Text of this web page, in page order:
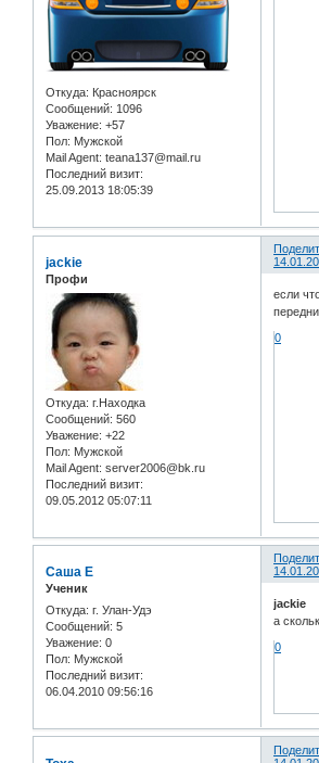
Откуда: Красноярск
Сообщений: 1096
Уважение: +57
Пол: Мужской
Mail Agent: teana137@mail.ru
Последний визит:
25.09.2013 18:05:39
jackie
Профи
Откуда: г.Находка
Сообщений: 560
Уважение: +22
Пол: Мужской
Mail Agent: server2006@bk.ru
Последний визит:
09.05.2012 05:07:11
если
0
Саша Е
Ученик
Откуда: г. Улан-Удэ
Сообщений: 5
Уважение: 0
Пол: Мужской
Последний визит:
06.04.2010 09:56:16
jackie
а
0